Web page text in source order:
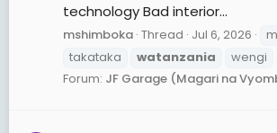
technology Bad interior...
mshimboka Thread Jul 6, 2026
takataka
watanzania wengi
Forum: JF Garage (Magari na